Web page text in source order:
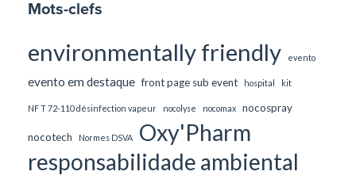
Mots-clefs
environmentally friendly evento
evento em destaque front page sub event hospital kit
NF T 72-110 désinfection vapeur nocolyse nocomax nocospray
nocotech Normes DSVA
Oxy'Pharm
responsabilidade ambiental